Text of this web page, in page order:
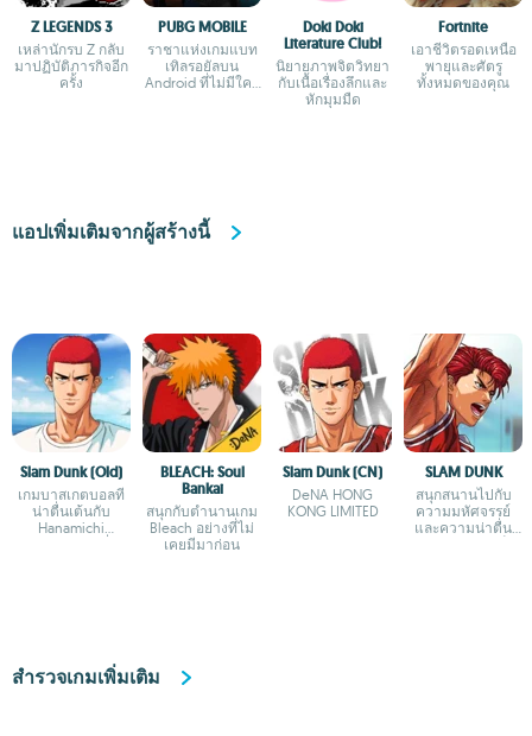
Z LEGENDS 3
เหล่านักรบ Z กลับ
มาปฏิบัติภารกิจอีก
ครั้ง
PUBG MOBILE
ราชาแห่งเกมแบท
เทิลรอยัลบน
Android ที่ไม่มีใคร
Doki Doki
Literature Club!
นิยายภาพจิตวิทยา
กับเนื้อเรื่องลึกและ
หักมุมมืด
Fortnite
เอาชีวิตรอดเหนือ
พายุและศัตรู
ทั้งหมดของคุณ
แอปเพิ่มเติมจากผู้สร้างนี้
Slam Dunk (Old)
เกมบาสเกตบอลที่
น่าตื่นเต้นกับ
Hanamichi
BLEACH: Soul
Bankai
สนุกกับตำนานเกม
Bleach อย่างที่ไม่
เคยมีมาก่อน
Slam Dunk (CN)
DeNA HONG
KONG LIMITED
SLAM DUNK
สนุกสนานไปกับ
ความมหัศจรรย์
และความน่าตื่น
สำรวจเกมเพิ่มเติม